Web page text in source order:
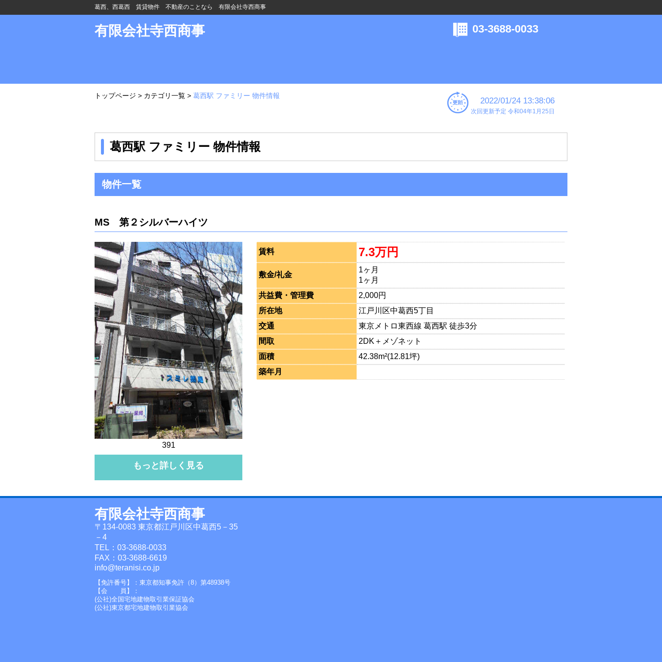
葛西、西葛西 賃貸物件 不動産のことなら 有限会社寺西商事
有限会社寺西商事 03-3688-0033
トップページ > カテゴリ一覧 > 葛西駅 ファミリー 物件情報
2022/01/24 13:38:06
次回更新予定 令和04年1月25日
葛西駅 ファミリー 物件情報
物件一覧
MS 第２シルバーハイツ
391
もっと詳しく見る
賃料 7.3万円
敷金/礼金
1ヶ月
1ヶ月
共益費・管理費
2,000円
所在地
江戸川区中葛西5丁目
交通
東京メトロ東西線 葛西駅 徒歩3分
間取
2DK＋メゾネット
面積
42.38m²(12.81坪)
築年月
有限会社寺西商事
〒134-0083 東京都江戸川区中葛西5－35
－4
TEL：03-3688-0033
FAX：03-3688-6619
info@teranisi.co.jp
【免許番号】：東京都知事免許（8）第48938号
【会 員】：
(公社)全国宅地建物取引業保証協会
(公社)東京都宅地建物取引業協会